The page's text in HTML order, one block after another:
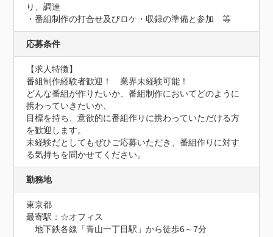
り、調達
・番組制作の打合せ及びロケ・収録の準備と参加　等
応募条件
【求人特徴】
番組制作経験者歓迎！　業界未経験可能！
どんな番組が作りたいか、番組制作においてどのように
携わっていきたいか、
目標を持ち、意欲的に番組作りに携わっていただける方
を歓迎します。
未経験だとしてもぜひご応募いただき、番組作りに対す
る気持ちを聞かせてください。
勤務地
東京都
最寄駅：☆オフィス
地下鉄各線「青山一丁目駅」から徒歩6～7分